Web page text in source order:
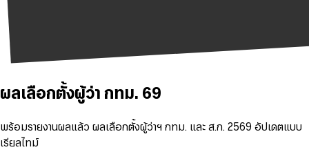
ผลเลือกตั้งผู้ว่า กทม. 69
พร้อมรายงานผลแล้ว ผลเลือกตั้งผู้ว่าฯ กทม. และ ส.ก. 2569 อัปเดตแบบ
เรียลไทม์